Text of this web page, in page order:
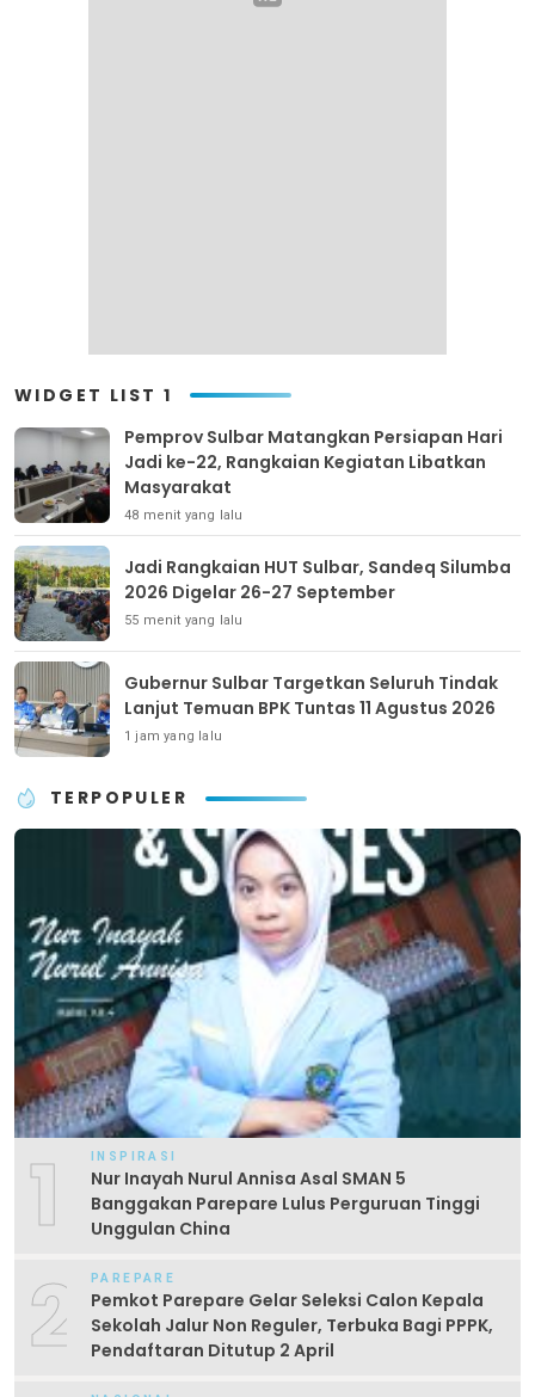
WIDGET LIST 1
Pemprov Sulbar Matangkan Persiapan Hari
Jadi ke-22, Rangkaian Kegiatan Libatkan
Masyarakat
48 menit yang lalu
Jadi Rangkaian HUT Sulbar, Sandeq Silumba
2026 Digelar 26-27 September
55 menit yang lalu
Gubernur Sulbar Targetkan Seluruh Tindak
Lanjut Temuan BPK Tuntas 11 Agustus 2026
1 jam yang lalu
TERPOPULER
1 INSPIRASI
Nur Inayah Nurul Annisa Asal SMAN 5
Banggakan Parepare Lulus Perguruan Tinggi
Unggulan China
2 PAREPARE
Pemkot Parepare Gelar Seleksi Calon Kepala
Sekolah Jalur Non Reguler, Terbuka Bagi PPPK,
Pendaftaran Ditutup 2 April